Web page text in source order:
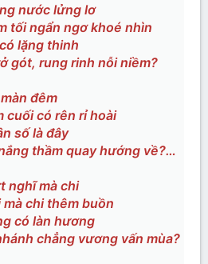
nước lửng lơ
tối ngẩn ngơ khoé nhìn
lặng thinh
gót, rung rinh nỗi niềm?
đêm
cuối có rên rỉ hoài
số là đây
thầm quay hướng về?…
nghĩ mà chi
chi thêm buồn
có làn hương
chẳng vương vấn mùa?